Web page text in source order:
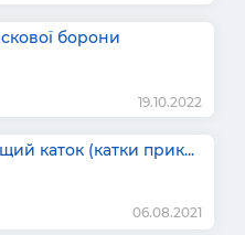
борони
19.10.2022
каток (катки прик...
06.08.2021